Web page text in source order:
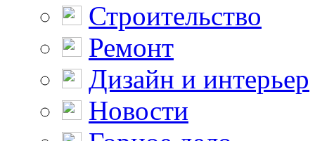
Строительство
Ремонт
Дизайн и интерьер
Новости